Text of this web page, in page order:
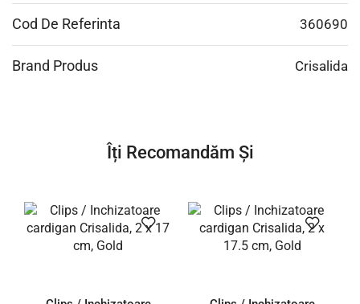
Cod De Referinta 360690
Brand Produs Crisalida
Îți Recomandăm Și